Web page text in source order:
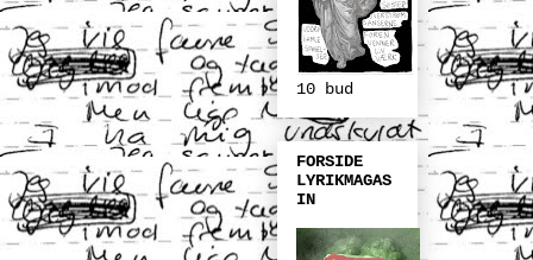
10 bud
FORSIDE
LYRIKMAGAS
IN